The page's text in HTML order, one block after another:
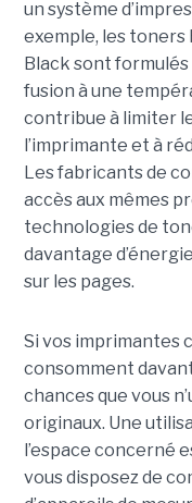
un système
exemple, les toners
Black sont
fusion à une
contribue à limiter
l’imprimante et à
Les fabricants de
accès aux mêmes
technologies de
davantage
sur les pages.
Si vos imprimantes
consomment
chances que vous
originaux. Une
l’espace concerné
vous disposez de